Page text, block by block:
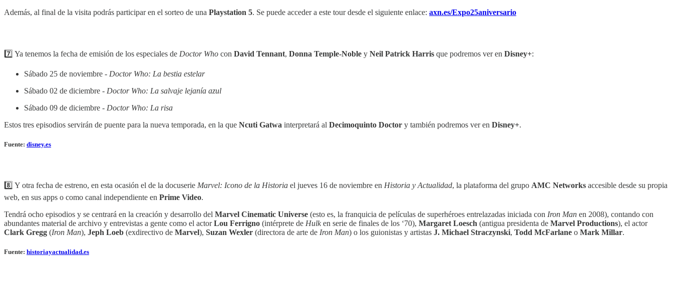
Además, al final de la visita podrás participar en el sorteo de una Playstation 5. Se puede acceder a este tour desde el siguiente enlace: axn.es/Expo25aniversario
7️⃣ Ya tenemos la fecha de emisión de los especiales de Doctor Who con David Tennant, Donna Temple-Noble y Neil Patrick Harris que podremos ver en Disney+:
Sábado 25 de noviembre - Doctor Who: La bestia estelar
Sábado 02 de diciembre - Doctor Who: La salvaje lejanía azul
Sábado 09 de diciembre - Doctor Who: La risa
Estos tres episodios servirán de puente para la nueva temporada, en la que Ncuti Gatwa interpretará al Decimoquinto Doctor y también podremos ver en Disney+.
Fuente: disney.es
8️⃣ ‎‎‎Y otra fecha de estreno, en esta ocasión el de la docuserie Marvel: Icono de la Historia el jueves 16 de noviembre en Historia y Actualidad, la plataforma del grupo AMC Networks accesible desde su propia
web, en sus apps o como canal independiente en Prime Video.
Tendrá ocho episodios y se centrará en la creación y desarrollo del Marvel Cinematic Universe (esto es, la franquicia de películas de superhéroes entrelazadas iniciada con Iron Man en 2008), contando con
abundantes material de archivo y entrevistas a gente como el actorLou Ferrigno (intérprete de Hulken serie de finales de los ‘70), Margaret Loesch (antigua presidenta de Marvel Productions), el actor
Clark Gregg (Iron Man), Jeph Loeb (exdirectivo de Marvel), Suzan Wexler (directora de arte de Iron Man) o los guionistas y artistas J. Michael Straczynski, Todd McFarlane o Mark Millar.
Fuente: historiayactualidad.es